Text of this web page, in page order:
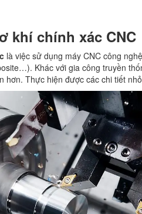
khí chính xác CNC
là việc sử dụng máy CNC công
Khác với gia công truyền
hơn. Thực hiện được các chi tiết